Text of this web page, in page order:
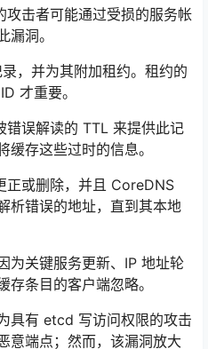
击者可能通过受损的服务帐
漏洞。
，并为其附加租约。租约的
才重要。
误解读的 TTL 来提供此记
存这些过时的信息。
正或删除，并且 CoreDNS
析错误的地址，直到其本地
为关键服务更新、IP 地址轮
条目的客户端忽略。
具有 etcd 写访问权限的攻击
意端点；然而，该漏洞放大